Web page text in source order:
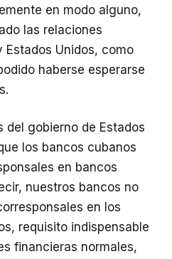
en modo alguno,
las relaciones
Estados Unidos, como
haberse esperarse
del gobierno de Estados
los bancos cubanos
en bancos
nuestros bancos no
en los
requisito indispensable
financieras normales,